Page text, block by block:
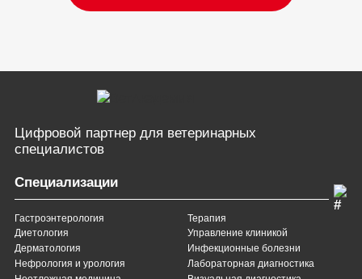
Цифровой партнер для ветеринарных
специалистов
Специализации
Гастроэнтерология
Диетология
Дерматология
Нефрология и урология
Терапия
Управление клиникой
Инфекционные болезни
Лабораторная диагностика